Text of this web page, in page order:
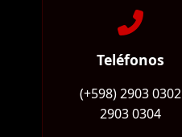
Teléfonos
(+598) 2903 0302
2903 0304